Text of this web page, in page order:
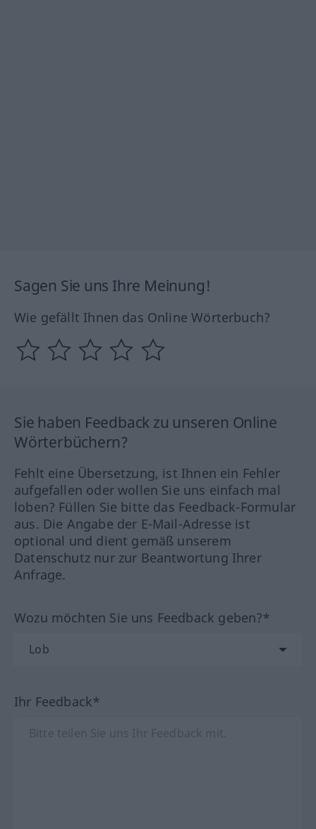
Sagen Sie uns Ihre Meinung!
Wie gefällt Ihnen das Online Wörterbuch?
Sie haben Feedback zu unseren Online
Wörterbüchern?
Fehlt eine Übersetzung, ist Ihnen ein Fehler
aufgefallen oder wollen Sie uns einfach mal
loben? Füllen Sie bitte das Feedback-Formular
aus. Die Angabe der E-Mail-Adresse ist
optional und dient gemäß unserem
Datenschutz nur zur Beantwortung Ihrer
Anfrage.
Wozu möchten Sie uns Feedback geben?*
Ihr Feedback*